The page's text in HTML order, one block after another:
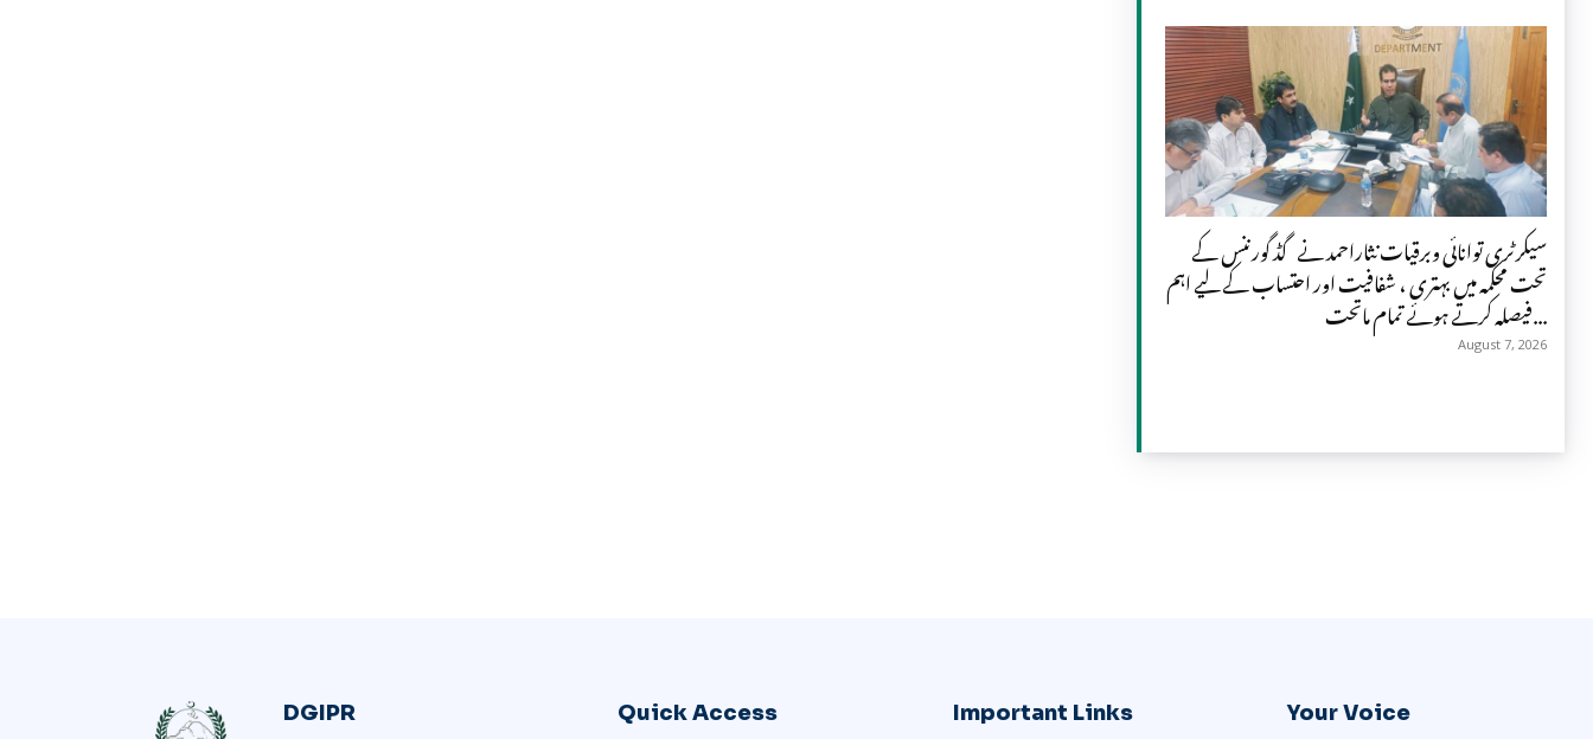
سیکرٹری توانائی وبرقیات نثاراحمد نے گڈ گورننس کے
تحت محکمہ میں بہتری ، شفافیت اور احتساب کے لیے اہم
فیصلہ کرتے ہوئے تمام ماتحت...
August 7, 2026
DGIPR Quick Access Important Links Your Voice